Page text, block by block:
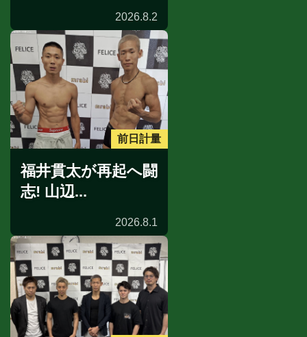
2026.8.2
前日計量
福井貫太が再起へ闘
志! 山辺...
2026.8.1